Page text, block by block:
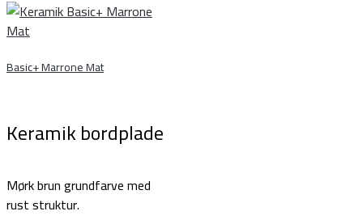
Basic+ Marrone Mat
Keramik bordplade
Mørk brun grundfarve med
rust struktur.